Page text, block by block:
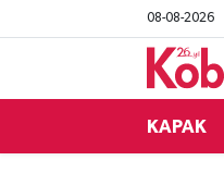
08-08-2026
KAPAK
BİLİŞİM PANO